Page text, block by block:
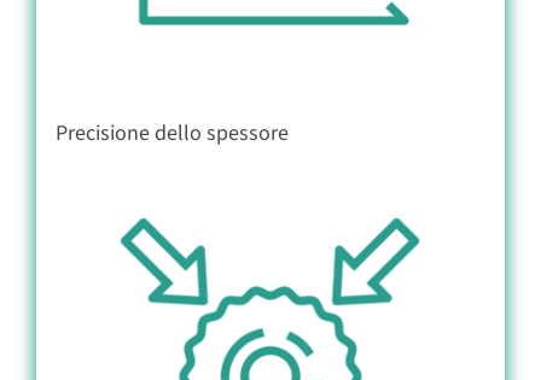
Precisione dello spessore